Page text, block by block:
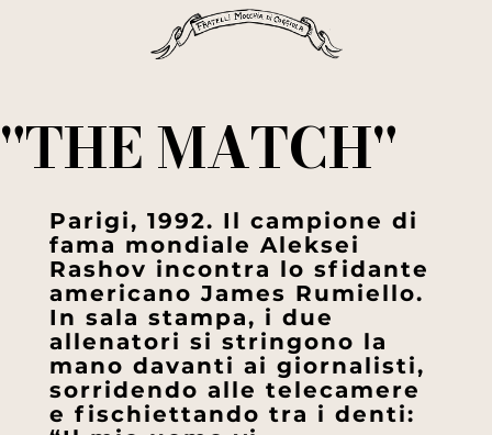
"THE MATCH"
Parigi, 1992. Il campione di
fama mondiale Aleksei
Rashov incontra lo sfidante
americano James Rumiello.
In sala stampa, i due
allenatori si stringono la
mano davanti ai giornalisti,
sorridendo alle telecamere
e fischiettando tra i denti: